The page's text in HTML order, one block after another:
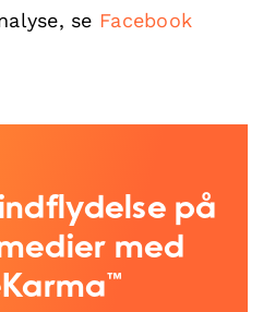
se Facebook
på
med